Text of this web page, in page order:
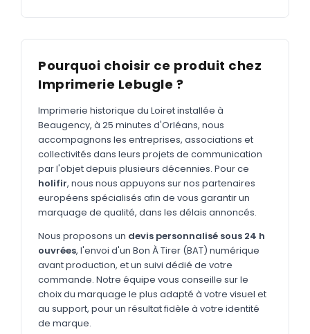
Étiquettes adhésives en bobine
Adhésifs vitrine
MARQUAGE TEXTILE
Tee-shirts
Polos
Sweatshirts
GOODIES
Catalogue complet Nouveau
Sacs & voyages
Verres & déjeuner
Technologie
Vêtements
Pourquoi choisir ce produit chez
Imprimerie Lebugle ?
Imprimerie historique du Loiret installée à
Beaugency, à 25 minutes d'Orléans, nous
accompagnons les entreprises, associations et
collectivités dans leurs projets de communication
par l'objet depuis plusieurs décennies. Pour ce
holifir, nous nous appuyons sur nos partenaires
européens spécialisés afin de vous garantir un
marquage de qualité, dans les délais annoncés.
Nous proposons un devis personnalisé sous 24 h
ouvrées, l'envoi d'un Bon À Tirer (BAT) numérique
avant production, et un suivi dédié de votre
commande. Notre équipe vous conseille sur le
choix du marquage le plus adapté à votre visuel et
au support, pour un résultat fidèle à votre identité
de marque.